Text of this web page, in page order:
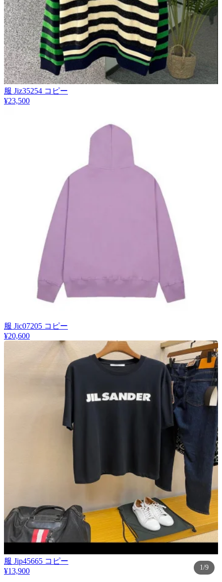
1/9
服 Jiz35254 コピー
¥23,500
服 Jic07205 コピー
¥20,600
服 Jip45665 コピー
¥13,900